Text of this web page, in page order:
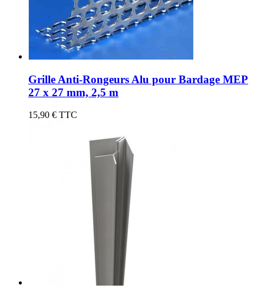
Grille Anti-Rongeurs Alu pour Bardage MEP
27 x 27 mm, 2,5 m
15,90 € TTC